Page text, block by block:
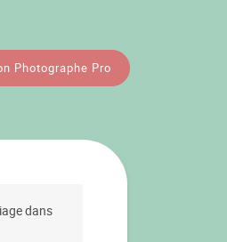
Photographe Pro
dans